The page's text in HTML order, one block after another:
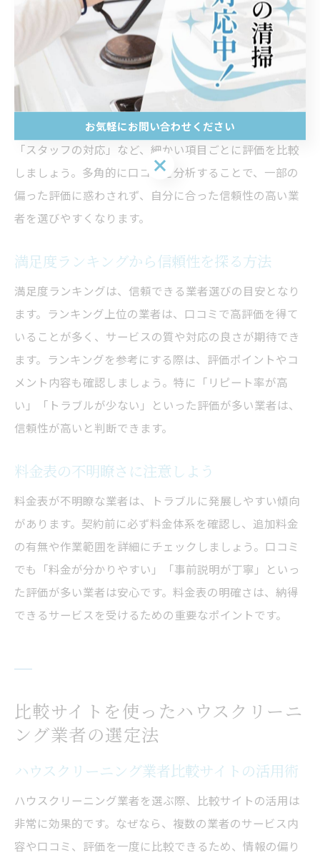
業者を見極められます。
比較サイトの口コミを活用した見極め方
比較サイトの口コミは、業者選びの強力な判断材料で
す。ポイントは、単一のサイトに頼らず複数の評価を確
認することです。例えば「作業の質」「料金の納得感」
「スタッフの対応」など、細かい項目ごとに評価を比較
しましょう。多角的に口コミを分析することで、一部の
偏った評価に惑わされず、自分に合った信頼性の高い業
者を選びやすくなります。
満足度ランキングから信頼性を探る方法
満足度ランキングは、信頼できる業者選びの目安となり
ます。ランキング上位の業者は、口コミで高評価を得て
いることが多く、サービスの質や対応の良さが期待でき
ます。ランキングを参考にする際は、評価ポイントやコ
メント内容も確認しましょう。特に「リピート率が高
い」「トラブルが少ない」といった評価が多い業者は、
信頼性が高いと判断できます。
料金表の不明瞭さに注意しよう
料金表が不明瞭な業者は、トラブルに発展しやすい傾向
があります。契約前に必ず料金体系を確認し、追加料金
の有無や作業範囲を詳細にチェックしましょう。口コミ
でも「料金が分かりやすい」「事前説明が丁寧」といっ
た評価が多い業者は安心です。料金表の明確さは、納得
できるサービスを受けるための重要なポイントです。
比較サイトを使ったハウスクリーニ
ング業者の選定法
ハウスクリーニング業者比較サイトの活用術
ハウスクリーニング業者を選ぶ際、比較サイトの活用は
非常に効果的です。なぜなら、複数の業者のサービス内
容や口コミ、評価を一度に比較できるため、情報の偏り
お気軽にお問い合わせください
お気軽にお問い合わせください